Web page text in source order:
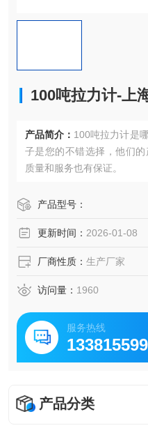
100吨拉力计-上
产品简介： 100吨拉力计是
子是您的不错选择，他们
质量和服务也有保证。
产品型号：
更新时间： 2026-01-08
厂商性质： 生产厂家
访问量： 1960
服务热线
产品分类